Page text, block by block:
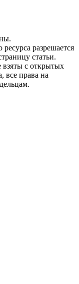
разрешается
статьи.
взяты с открытых
все права на